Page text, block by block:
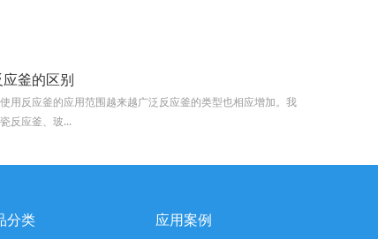
釜的区别
用反应釜的应用范围越来越广泛反应釜的类型也相应增加。我
反应釜、玻...
分类 应用案例